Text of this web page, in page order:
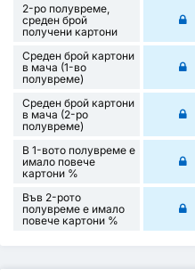
2-ро полувреме,
среден брой
получени картони
Среден брой картони
в мача (1-во
полувреме)
Среден брой картони
в мача (2-ро
полувреме)
В 1-вото полувреме е
имало повече
картони %
Във 2-рото
полувреме е имало
повече картони %